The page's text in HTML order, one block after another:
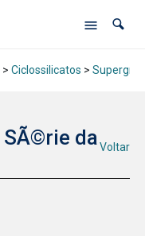
> Ciclossilicatos >
SÃ©rie da Voltar